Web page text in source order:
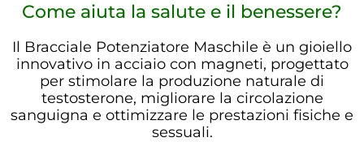
Come aiuta la salute e il benessere?
Il Bracciale Potenziatore Maschile è un gioiello
innovativo in acciaio con magneti, progettato
per stimolare la produzione naturale di
testosterone, migliorare la circolazione
sanguigna e ottimizzare le prestazioni fisiche e
sessuali.